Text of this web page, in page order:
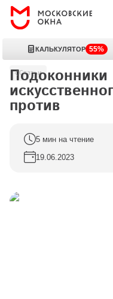
КАЛЬКУЛЯТОР 55%
Статьи
Подоконники
против
19.06.2023
5 мин на чтение